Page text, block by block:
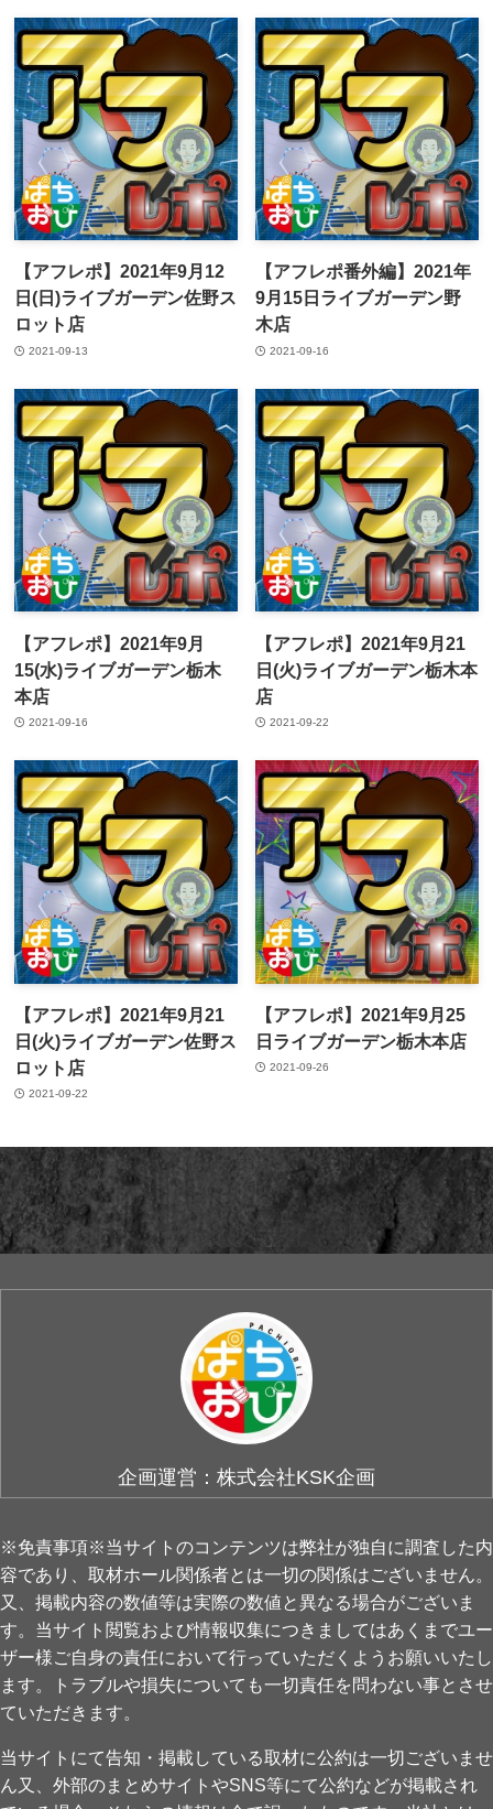
【アフレポ】2021年9月12
日(日)ライブガーデン佐野ス
ロット店
2021-09-13
【アフレポ番外編】2021年
9月15日ライブガーデン野
木店
2021-09-16
【アフレポ】2021年9月
15(水)ライブガーデン栃木
本店
2021-09-16
【アフレポ】2021年9月21
日(火)ライブガーデン栃木本
店
2021-09-22
【アフレポ】2021年9月21
日(火)ライブガーデン佐野ス
ロット店
2021-09-22
【アフレポ】2021年9月25
日ライブガーデン栃木本店
2021-09-26
企画運営：株式会社KSK企画
※免責事項※当サイトのコンテンツは弊社が独自に調査した内
容であり、取材ホール関係者とは一切の関係はございません。
又、掲載内容の数値等は実際の数値と異なる場合がございま
す。当サイト閲覧および情報収集につきましてはあくまでユー
ザー様ご自身の責任において行っていただくようお願いいたし
ます。トラブルや損失についても一切責任を問わない事とさせ
ていただきます。
当サイトにて告知・掲載している取材に公約は一切ございませ
ん又、外部のまとめサイトやSNS等にて公約などが掲載され